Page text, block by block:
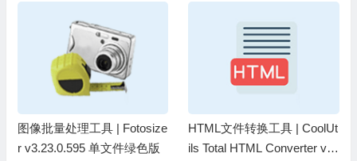
HTML文件转换工具 | CoolUt
ils Total HTML Converter v5.
XML转换工具 | CoolUtils Tot
al XML Converter v3.2.0.202